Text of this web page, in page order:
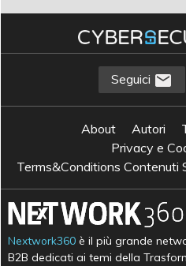
Seguici
About Autori
Privacy e
Terms&Conditions Contenuti
Nextwork360 è il più grande
B2B dedicati ai temi della